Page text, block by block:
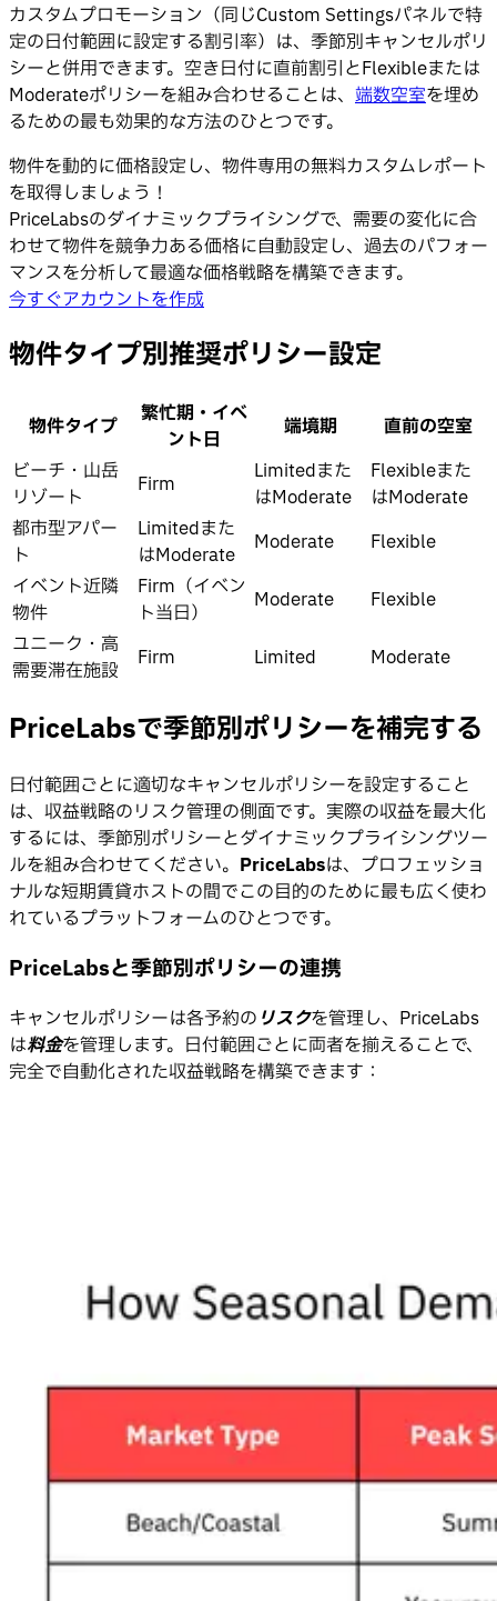
カスタムプロモーション（同じCustom Settingsパネルで特
定の日付範囲に設定する割引率）は、季節別キャンセルポリ
シーと併用できます。空き日付に直前割引とFlexibleまたは
Moderateポリシーを組み合わせることは、 端数空室を埋め
るための最も効果的な方法のひとつです。
物件を動的に価格設定し、物件専用の無料カスタムレポート
を取得しましょう！
PriceLabsのダイナミックプライシングで、需要の変化に合
わせて物件を競争力ある価格に自動設定し、過去のパフォー
マンスを分析して最適な価格戦略を構築できます。
今すぐアカウントを作成
物件タイプ別推奨ポリシー設定
物件タイプ
繁忙期・イベ
ント日
端境期
直前の空室
ビーチ・山岳
リゾート
Firm
Limitedまた
はModerate
Flexibleまた
はModerate
都市型アパー
ト
Limitedまた
はModerate
Moderate
Flexible
イベント近隣
物件
Firm（イベン
ト当日）
Moderate
Flexible
ユニーク・高
需要滞在施設
Firm Limited Moderate
PriceLabsで季節別ポリシーを補完する
日付範囲ごとに適切なキャンセルポリシーを設定すること
は、収益戦略のリスク管理の側面です。実際の収益を最大化
するには、季節別ポリシーとダイナミックプライシングツー
ルを組み合わせてください。 PriceLabsは、プロフェッショ
ナルな短期賃貸ホストの間でこの目的のために最も広く使わ
れているプラットフォームのひとつです。
PriceLabsと季節別ポリシーの連携
キャンセルポリシーは各予約の リスクを管理し、PriceLabs
は料金を管理します。日付範囲ごとに両者を揃えることで、
完全で自動化された収益戦略を構築できます：